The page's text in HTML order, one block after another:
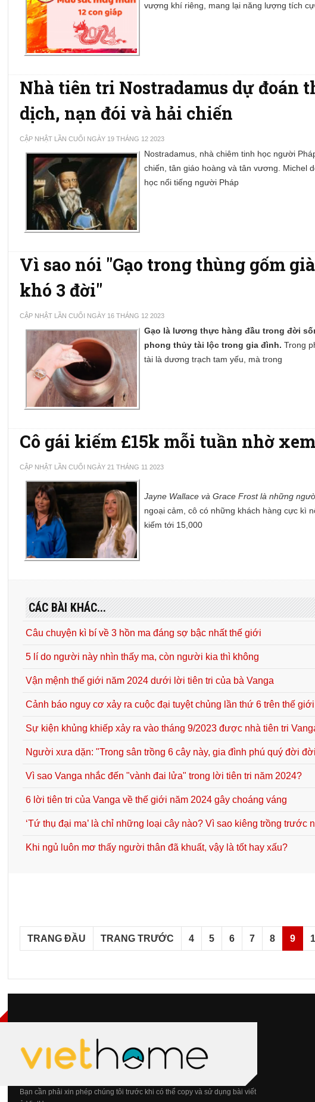
vượng khí riêng, mang lại năng lượng tích
Nhà tiên tri Nostradamus dự đoán
dịch, nạn đói và hải chiến
CẬP NHẬT LẦN CUỐI NGÀY 19 THÁNG 12 2023
Nostradamus, nhà chiêm tinh học người
chiến, tân giáo hoàng và tân vương. Michel
học nổi tiếng người Pháp
Vì sao nói "Gạo trong thùng gốm
khó 3 đời"
CẬP NHẬT LẦN CUỐI NGÀY 16 THÁNG 12 2023
Gạo là lương thực hàng đầu trong đời
phong thủy tài lộc trong gia đình. Trong
tài là dương trạch tam yếu, mà trong
Cô gái kiếm £15k mỗi tuần nhờ
CẬP NHẬT LẦN CUỐI NGÀY 21 THÁNG 11 2023
Jayne Wallace và Grace Frost là những
ngoại cảm, cô có những khách hàng cực kì
kiếm tới 15,000
CÁC BÀI KHÁC...
Câu chuyện kì bí về 3 hồn ma đáng sợ bậc nhất thế giới
5 lí do người này nhìn thấy ma, còn người kia thì không
Vận mệnh thế giới năm 2024 dưới lời tiên tri của bà Vanga
Cảnh báo nguy cơ xảy ra cuộc đại tuyệt chủng lần thứ 6 trên thế giới
Sự kiện khủng khiếp xảy ra vào tháng 9/2023 được nhà tiên tri
Người xưa dặn: "Trong sân trồng 6 cây này, gia đình phú quý đời
Vì sao Vanga nhắc đến "vành đai lửa" trong lời tiên tri năm 2024?
6 lời tiên tri của Vanga về thế giới năm 2024 gây choáng váng
‘Tứ thụ đại ma’ là chỉ những loại cây nào? Vì sao kiêng trồng trước
Khi ngủ luôn mơ thấy người thân đã khuất, vậy là tốt hay xấu?
TRANG ĐẦU TRANG TRƯỚC 4 5 6 7 8 9
Bạn cần phải xin phép chúng tôi trước khi có thể copy và sử dụng bài viết